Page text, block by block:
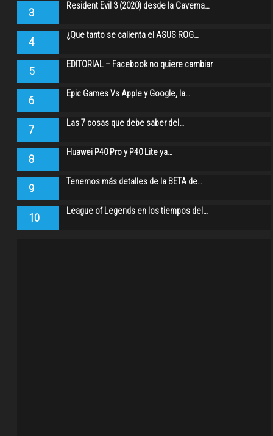
3 Resident Evil 3 (2020) desde la Caverna…
4 ¿Que tanto se calienta el ASUS ROG…
5 EDITORIAL – Facebook no quiere cambiar
6 Epic Games Vs Apple y Google, la…
7 Las 7 cosas que debe saber del…
8 Huawei P40 Pro y P40 Lite ya…
9 Tenemos más detalles de la BETA de…
10 League of Legends en los tiempos del…